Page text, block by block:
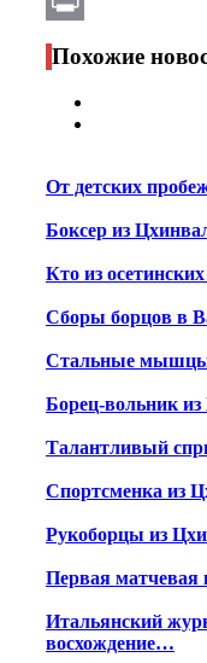
Print
Похожие
От детских
Боксер из
Кто из
Сборы борцов в
Стальные мышцы
Борец-вольник
Талантливый
Спортсменка из
Рукоборцы из
Первая матчевая
Итальянский
восхождение…